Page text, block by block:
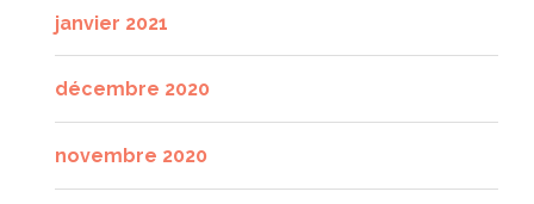
janvier 2021
décembre 2020
novembre 2020